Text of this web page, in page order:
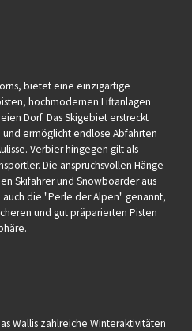
bietet eine einzigartige
hochmodernen Liftanlagen
Dorf. Das Skigebiet erstreckt
und ermöglicht endlose Abfahrten
Verbier hingegen gilt als
Die anspruchsvollen Hänge
Skifahrer und Snowboarder aus
auch die "Perle der Alpen" genannt,
und gut präparierten Pisten
Wallis zahlreiche Winteraktivitäten